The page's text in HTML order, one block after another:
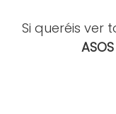
Si queréis ver
ASOS